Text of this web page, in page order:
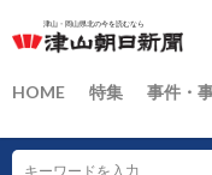
HOME 特集 事件・